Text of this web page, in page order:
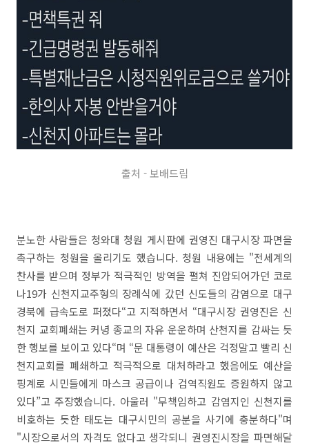
출처 - 보배드림
분노한 사람들은 청와대 청원 게시판에 권영진 대구시장 파면을
촉구하는 청원을 올리기도 했습니다. 청원 내용에는 "전세계의
찬사를 받으며 정부가 적극적인 방역을 펼쳐 진압되어가던 코로
나19가 신천지교주형의 장례식에 갔던 신도들의 감염으로 대구
경북에 급속도로 퍼졌다“고 지적하면서 “대구시장 권영진은 신
천지 교회폐쇄는 커녕 종교의 자유 운운하며 산천지를 감싸는 듯
한 행보를 보이고 있다“며 “문 대통령이 예산은 걱정말고 빨리 신
천지교회를 폐쇄하고 적극적으로 대처하라고 했음에도 예산을
핑계로 시민들에게 마스크 공급이나 검역직원도 증원하지 않고
있다”고 주장했습니다. 아울러 "무책임하고 감염지인 신천지를
비호하는 듯한 태도는 대구시민의 공분을 사기에 충분하다"며
"시장으로서의 자격도 없다고 생각되니 권영진시장을 파면해달